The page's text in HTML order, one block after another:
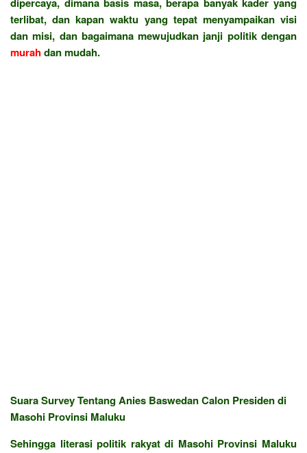
terlibat, dan kapan waktu yang tepat menyampaikan visi
dan misi, dan bagaimana mewujudkan janji politik dengan
murahdan mudah.
Suara Survey Tentang Anies Baswedan Calon Presiden di
Masohi Provinsi Maluku
Sehingga literasi politik rakyat di Masohi Provinsi Maluku